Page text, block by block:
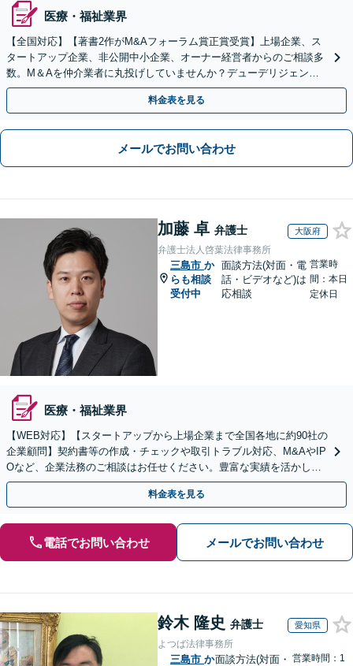
医療・福祉業界
【全国対応】【著書2作がM&Aフォーラム賞正賞受賞】上場企業、ス
タートアップ企業、非公開中小企業、オーナー経営者からのご相談多
数。M＆Aを仲介業者に丸投げしていませんか？デューデリジェンス
や契約書作成・交渉はお任せください【初回無料】
料金表を見る
メールでお問い合わせ
加藤 卓 弁護士 大阪府
弁護士法人啓葉法律事務所
三島市 か
らも相談
受付中
面談方法(対面・電
話・ビデオなど)は
応相談
営業時
間：本日
定休日
医療・福祉業界
【WEB対応】【スタートアップから上場企業まで全国各地に約90社の
企業顧問】契約書等の作成・チェックや取引トラブル対応、M&AやIP
Oなど、企業法務のご相談はお任せください。豊富な実績を活かし的
確に対応を進めてまいります。
料金表を見る
電話でお問い合わせ メールでお問い合わせ
鈴木 隆史 弁護士 愛知県
よつば法律事務所
三島市 か面談方法(対面・ 営業時間：1